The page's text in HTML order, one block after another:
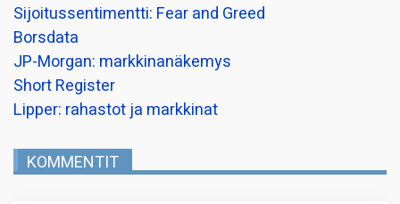
Sijoitussentimentti: Fear and Greed
Borsdata
JP-Morgan: markkinanäkemys
Short Register
Lipper: rahastot ja markkinat
KOMMENTIT